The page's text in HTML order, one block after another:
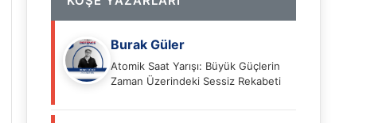
Burak Güler
Atomik Saat Yarışı: Büyük Güçlerin
Zaman Üzerindeki Sessiz Rekabeti